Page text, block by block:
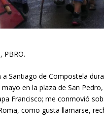
PBRO.
Santiago de Compostela
en la plaza de San
Francisco; me conmovió
como gusta llamarse,